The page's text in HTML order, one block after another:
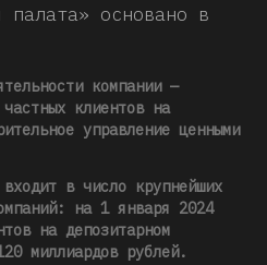
палата» основано в
компании —
клиентов на
управление ценными
в число крупнейших
на 1 января 2024
на депозитарном
миллиардов рублей.